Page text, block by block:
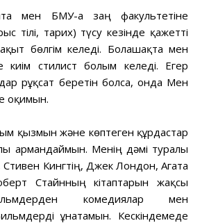
мен БМУ-ға заң факультетіне
тілі, тарих) түсу кезінде қажетті
бөлгім келеді. Болашақта мен
киім стилист болғым келеді. Егер
рұқсат беретін болса, онда Мен
оқимын.
қызмын және көптеген құрдастар
армандаймын. Менің дәмі туралы
Стивен Кингтің, Джек Лондон, Агата
Стайнның кітаптарын жақсы
комедиялар мен
ұнатамын. Кескіндемеде